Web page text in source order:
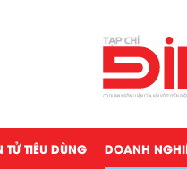
TỬ TIÊU DÙNG DOANH